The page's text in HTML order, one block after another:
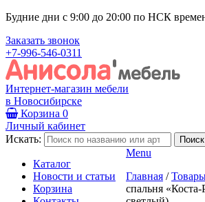
Будние дни с 9:00 до 20:00 по НСК
Заказать звонок
+7-996-546-0311
Интернет-магазин мебели
в Новосибирске
Корзина 0
Личный кабинет
Искать:
Каталог
Новости и статьи
Корзина
Menu
Главная /
спальня